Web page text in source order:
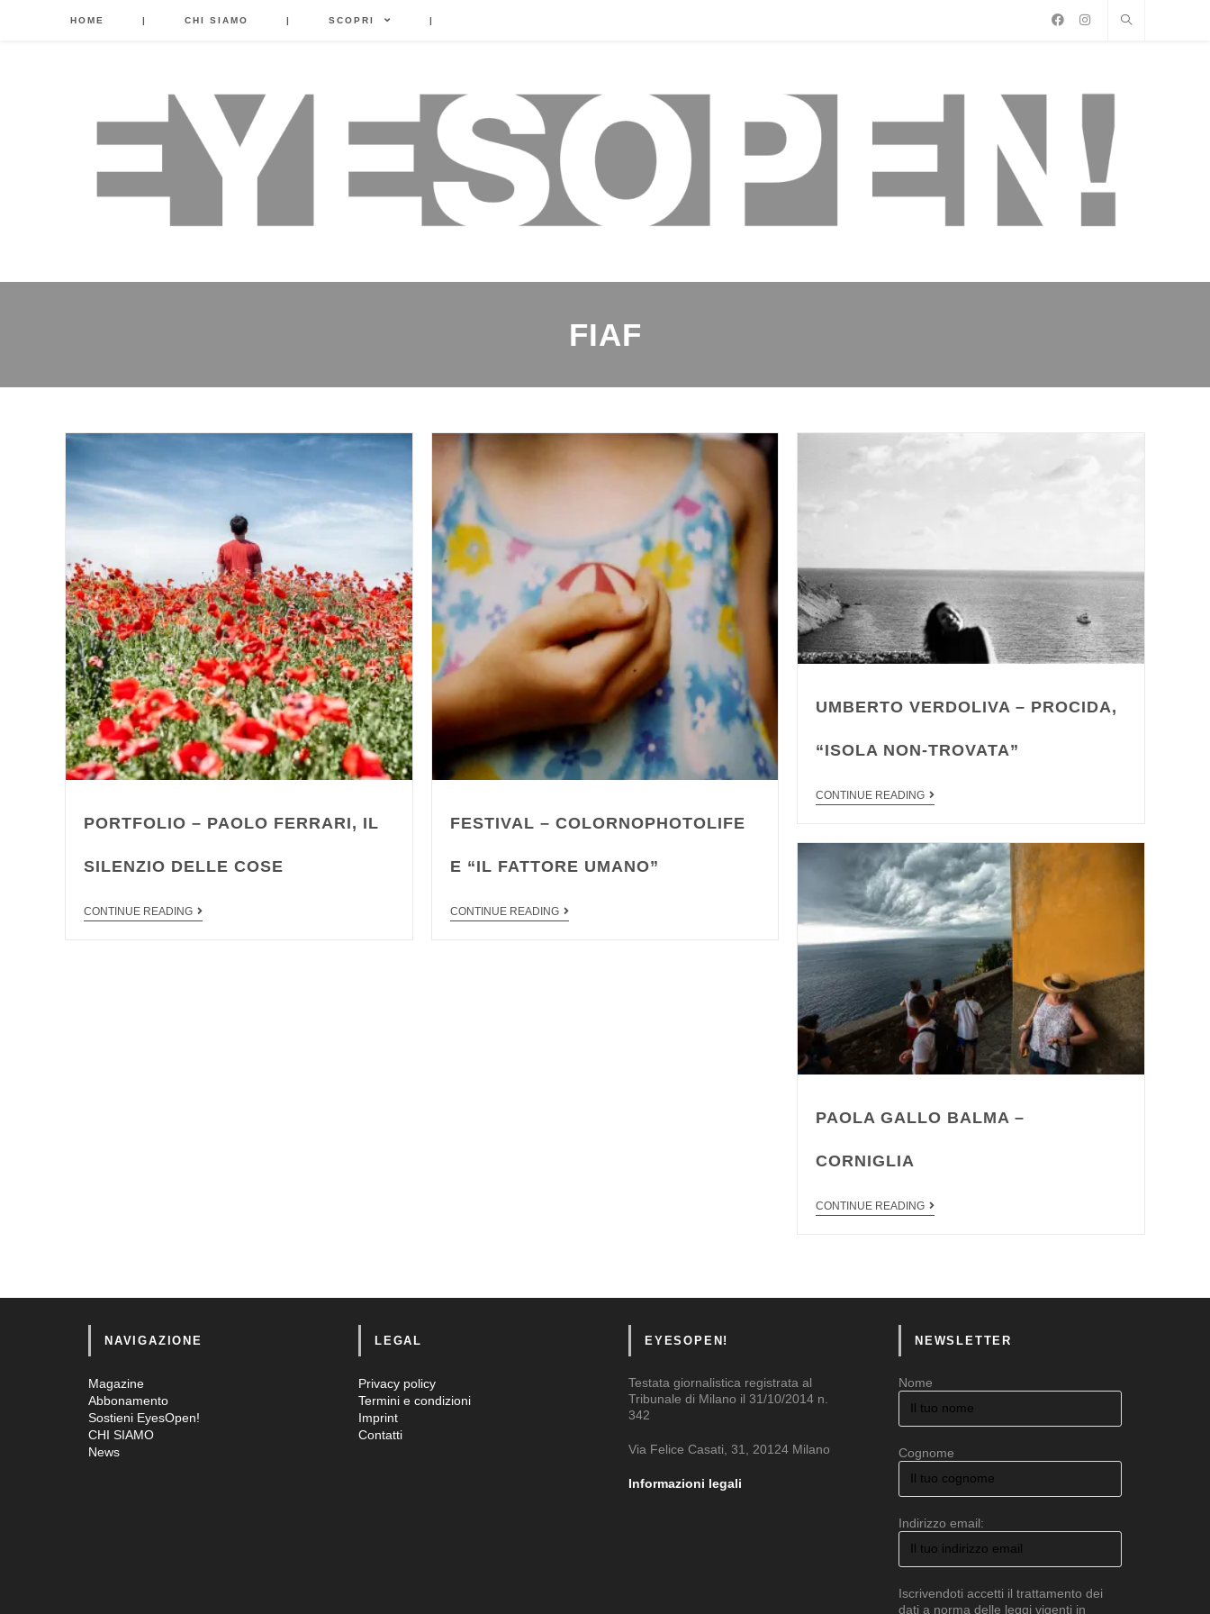
HOME | CHI SIAMO | SCOPRI |
FIAF
PORTFOLIO – PAOLO FERRARI, IL
SILENZIO DELLE COSE
CONTINUE READING
FESTIVAL – COLORNOPHOTOLIFE
E “IL FATTORE UMANO”
CONTINUE READING
UMBERTO VERDOLIVA – PROCIDA,
“ISOLA NON-TROVATA”
CONTINUE READING
PAOLA GALLO BALMA –
CORNIGLIA
CONTINUE READING
NAVIGAZIONE
Magazine
Abbonamento
Sostieni EyesOpen!
CHI SIAMO
News
LEGAL
Privacy policy
Termini e condizioni
Imprint
Contatti
EYESOPEN!
Testata giornalistica registrata al
Tribunale di Milano il 31/10/2014 n.
342
Via Felice Casati, 31, 20124 Milano
Informazioni legali
NEWSLETTER
Nome
Cognome
Indirizzo email:
Iscrivendoti accetti il trattamento dei
dati a norma delle leggi vigenti in